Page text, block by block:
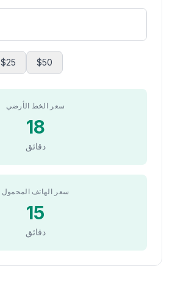
$25 $50
سعر الخط الأرضي
18
دقائق
سعر الهاتف المحمول
15
دقائق